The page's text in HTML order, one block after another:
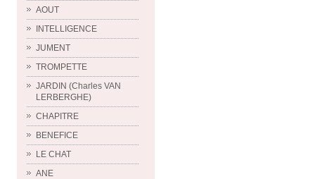
AOUT
INTELLIGENCE
JUMENT
TROMPETTE
JARDIN (Charles VAN
LERBERGHE)
CHAPITRE
BENEFICE
LE CHAT
ANE